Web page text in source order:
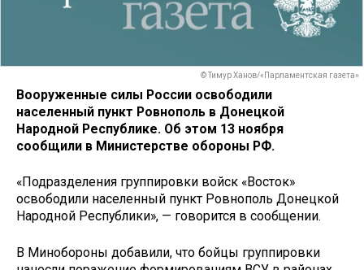
© Тимур Ханов/«Парламентская газета»
Вооруженные силы России освободили
населенный пункт Ровнополь в Донецкой
Народной Республике. Об этом 13 ноября
сообщили в Министерстве обороны РФ.
«Подразделения группировки войск «Восток»
освободили населенный пункт Ровнополь Донецкой
Народной Республики», — говорится в сообщении.
В Минобороны добавили, что бойцы группировки